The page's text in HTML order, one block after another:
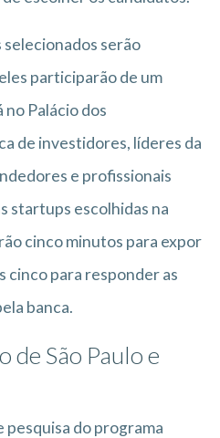
selecionados serão
participarão de um
Palácio dos
de investidores, líderes da
e profissionais
startups escolhidas na
cinco minutos para expor
cinco para responder as
banca.
de São Paulo e
pesquisa do programa